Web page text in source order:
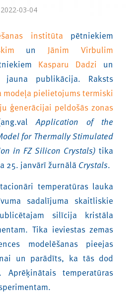
2022-03-04
institūta pētniekiem
un Jānim Virbulim
Kasparu Dadzi un
publikācija. Raksts
modeļa pielietojums termiski
ģenerācijai peldošās zonas
Application of the
for Thermally Stimulated
in FZ Silicon Crystals)tika
25. janvārī žurnālā Crystals.
temperatūras lauka
sadalījuma skaitliskie
silīcija kristāla
Tika ieviestas zemas
modelēšanas pieejas
un parādīts, ka tās dod
Aprēķinātais temperatūras